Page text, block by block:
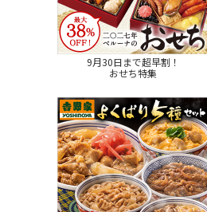
9月30日まで超早割！
おせち特集